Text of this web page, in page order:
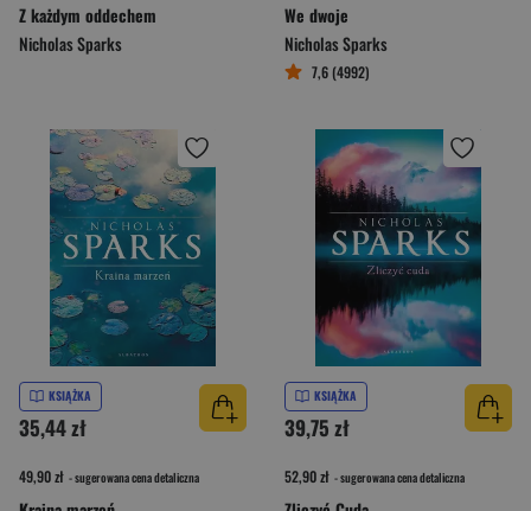
Z każdym oddechem
Nicholas Sparks
We dwoje
Nicholas Sparks
7,6 (4992)
KSIĄŻKA
35,44 zł
49,90 zł - sugerowana cena detaliczna
KSIĄŻKA
39,75 zł
52,90 zł - sugerowana cena detaliczna